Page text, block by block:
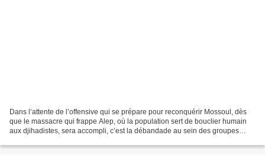
Dans l’attente de l’offensive qui se prépare pour reconquérir Mossoul, dès
que le massacre qui frappe Alep, où la population sert de bouclier humain
aux djihadistes, sera accompli, c’est la débandade au sein des groupes